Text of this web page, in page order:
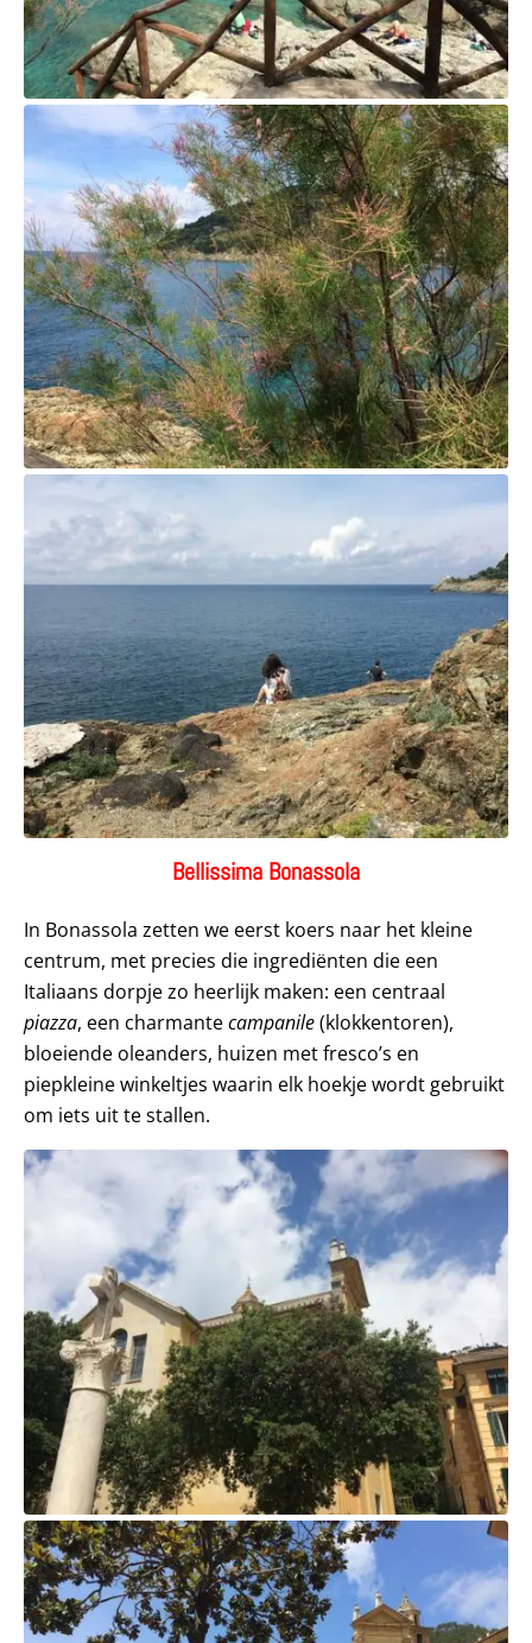
Bellissima Bonassola
In Bonassola zetten we eerst koers naar het kleine
centrum, met precies die ingrediënten die een
Italiaans dorpje zo heerlijk maken: een centraal
piazza, een charmantecampanile(klokkentoren),
bloeiende oleanders, huizen met fresco’s en
piepkleine winkeltjes waarin elk hoekje wordt gebruikt
om iets uit te stallen.